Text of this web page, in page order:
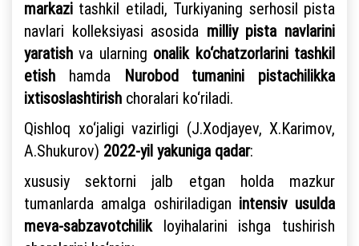
markazi tashkil etiladi, Turkiyaning serhosil pista
navlari kolleksiyasi asosida milliy pista navlarini
yaratish va ularning onalik ko‘chatzorlarini tashkil
etish hamda Nurobod tumanini pistachilikka
ixtisoslashtirish choralari ko‘riladi.
Qishloq xo‘jaligi vazirligi (J.Xodjayev, X.Karimov,
A.Shukurov) 2022-yil yakuniga qadar:
xususiy sektorni jalb etgan holda mazkur
tumanlarda amalga oshiriladigan intensiv usulda
meva-sabzavotchilikloyihalarini ishga tushirish